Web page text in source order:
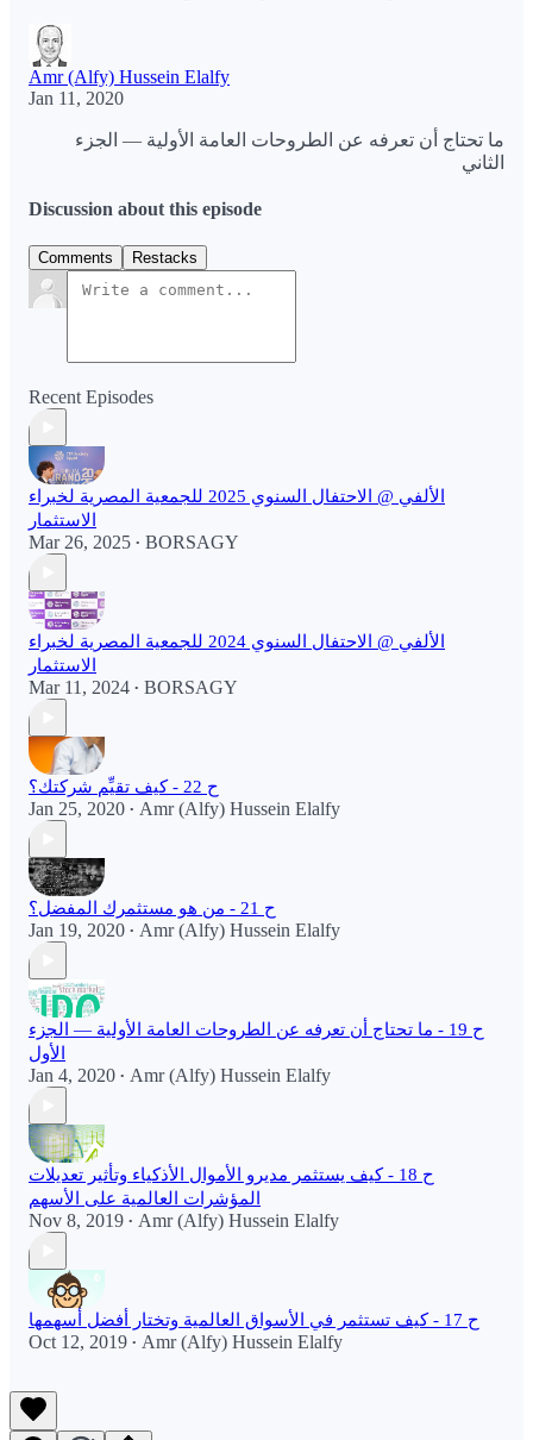
Amr (Alfy) Hussein Elalfy
Jan 11, 2020
ما تحتاج أن تعرفه عن الطروحات العامة الأولية — الجزء
الثاني
Discussion about this episode
Comments Restacks
Recent Episodes
الألفي @ الاحتفال السنوي 2025 للجمعية المصرية لخبراء
الاستثمار
Mar 26, 2025 • BORSAGY
الألفي @ الاحتفال السنوي 2024 للجمعية المصرية لخبراء
الاستثمار
Mar 11, 2024 • BORSAGY
ح 22 - كيف تقيِّم شركتك؟
Jan 25, 2020 • Amr (Alfy) Hussein Elalfy
ح 21 - من هو مستثمرك المفضل؟
Jan 19, 2020 • Amr (Alfy) Hussein Elalfy
ح 19 - ما تحتاج أن تعرفه عن الطروحات العامة الأولية — الجزء
الأول
Jan 4, 2020 • Amr (Alfy) Hussein Elalfy
ح 18 - كيف يستثمر مديرو الأموال الأذكياء وتأثير تعديلات
المؤشرات العالمية على الأسهم
Nov 8, 2019 • Amr (Alfy) Hussein Elalfy
ح 17 - كيف تستثمر في الأسواق العالمية وتختار أفضل أسهمها
Oct 12, 2019 • Amr (Alfy) Hussein Elalfy